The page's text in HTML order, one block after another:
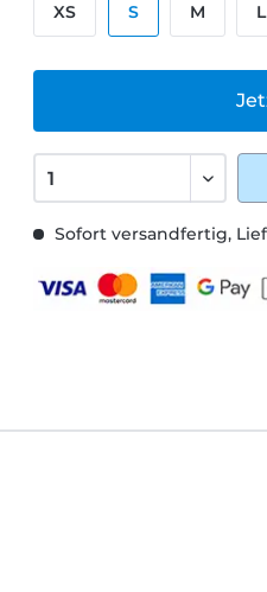
Sofort versandfertig,
XS S M L